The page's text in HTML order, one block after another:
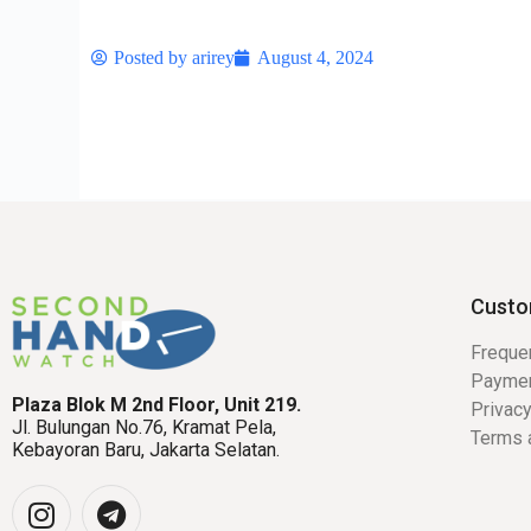
Posted by arirey August 4, 2024
Plaza Blok M 2nd Floor, Unit 219.
Jl. Bulungan No.76, Kramat Pela,
Kebayoran Baru, Jakarta Selatan.
Terms